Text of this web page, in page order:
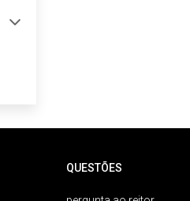
QUESTÕES